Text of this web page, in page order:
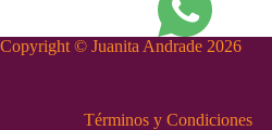
Copyright © Juanita Andrade 2026
Términos y Condiciones